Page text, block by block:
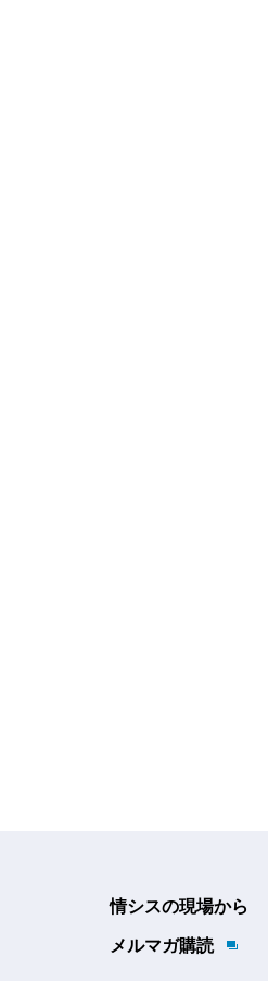
情シスの現場から
メルマガ購読